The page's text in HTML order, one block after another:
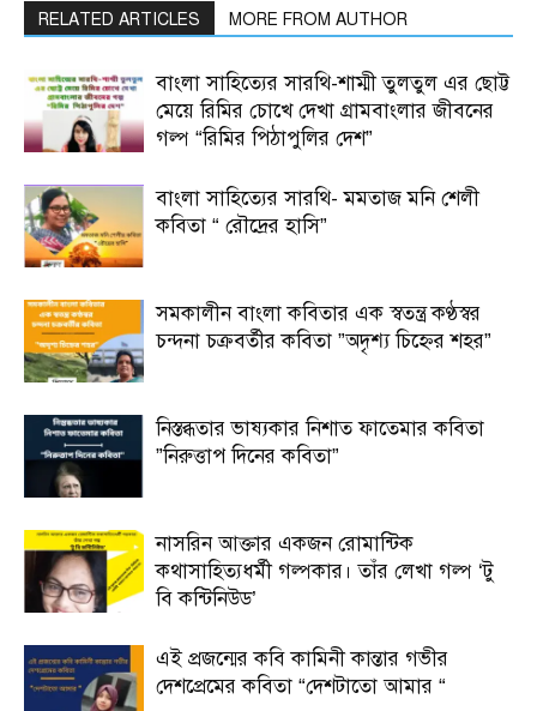
RELATED ARTICLES MORE FROM AUTHOR
বাংলা সাহিত্যের সারথি-শাম্মী তুলতুল এর ছোট্ট
মেয়ে রিমির চোখে দেখা গ্রামবাংলার জীবনের
গল্প “রিমির পিঠাপুলির দেশ”
বাংলা সাহিত্যের সারথি- মমতাজ মনি শেলী
কবিতা “ রৌদ্রের হাসি”
সমকালীন বাংলা কবিতার এক স্বতন্ত্র কণ্ঠস্বর
চন্দনা চক্রবর্তীর কবিতা ”অদৃশ্য চিহ্নের শহর”
নিস্তব্ধতার ভাষ্যকার নিশাত ফাতেমার কবিতা
”নিরুত্তাপ দিনের কবিতা”
নাসরিন আক্তার একজন রোমান্টিক
কথাসাহিত্যধর্মী গল্পকার। তাঁর লেখা গল্প ‘টু
বি কন্টিনিউড’
এই প্রজন্মের কবি কামিনী কান্তার গভীর
দেশপ্রেমের কবিতা “দেশটাতো আমার “